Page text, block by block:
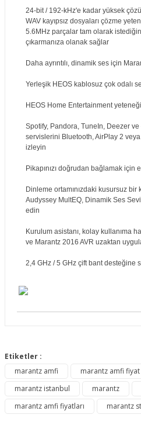
24-bit / 192-kHz'e kadar yüksek
WAV kayıpsız dosyaları çözme
5.6MHz parçalar tam olarak
çıkarmanıza olanak sağlar
Daha ayrıntılı, dinamik ses için
Yerleşik HEOS kablosuz çok odalı
HEOS Home Entertainment
Spotify, Pandora, TuneIn, Deezer
servislerini Bluetooth, AirPlay 2
izleyin
Pikapınızı doğrudan bağlamak için
Dinleme ortamınızdaki kusursuz
Audyssey MultEQ, Dinamik Ses
edin
Kurulum asistanı, kolay kullanıma
ve Marantz 2016 AVR uzaktan
2,4 GHz / 5 GHz çift bant desteğine
konularda yetersiz gördüğünüz
Görüş ve önerileriniz için
Ürün resmi kalitesiz, bozuk
Etiketler :
marantz amfi
marantz amfi fiyat
marantz istanbul
marantz
marantz amfi fiyatları
marantz